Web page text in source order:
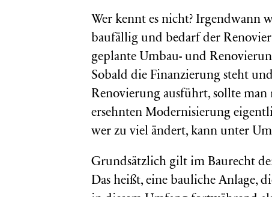
Wer kennt es nicht? Irgendwann
baufällig und bedarf der
geplante Umbau- und
Sobald die Finanzierung steht
Renovierung ausführt, sollte
ersehnten Modernisierung
wer zu viel ändert, kann unter
Grundsätzlich gilt im Baurecht
Das heißt, eine bauliche Anlage,